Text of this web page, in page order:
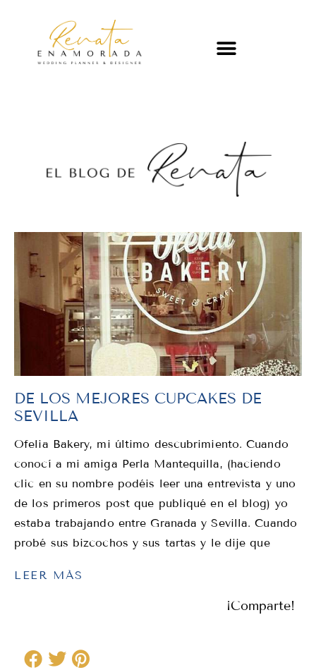
DE LOS MEJORES CUPCAKES DE
SEVILLA
Ofelia Bakery, mi último descubrimiento. Cuando
conocí a mi amiga Perla Mantequilla, (haciendo
clic en su nombre podéis leer una entrevista y uno
de los primeros post que publiqué en el blog) yo
estaba trabajando entre Granada y Sevilla. Cuando
probé sus bizcochos y sus tartas y le dije que
LEER MÁS
¡Comparte!